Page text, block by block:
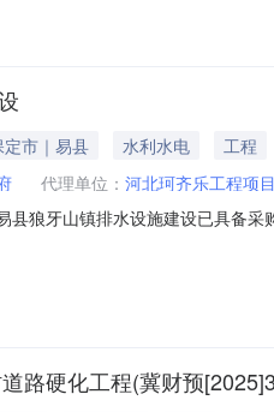
市｜易县 水利水电
工程
代理单位： 河北珂齐乐工程项
县狼牙山镇排水设施建设已具备
交供应商数量：一家2采购范围
路硬化工程(冀财预